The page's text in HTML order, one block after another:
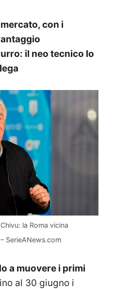
con i
il neo tecnico lo
la Roma vicina
SerieANews.com
a muovere i primi
al 30 giugno i